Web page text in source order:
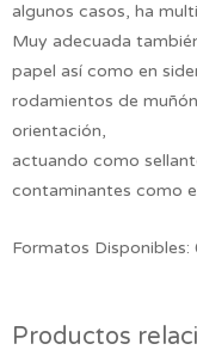
algunos casos, ha
Muy adecuada
papel así como en
rodamientos de
orientación,
actuando como
contaminantes como
Formatos
Productos